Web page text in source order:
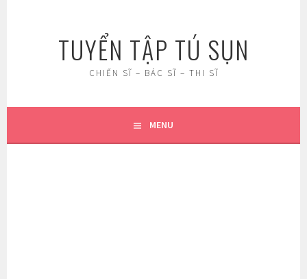
TUYỂN TẬP TÚ SỤN
CHIẾN SĨ – BÁC SĨ – THI SĨ
MENU